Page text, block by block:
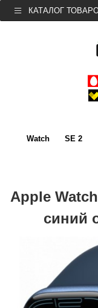
КАТАЛОГ
Watch SE 2
Apple
синий